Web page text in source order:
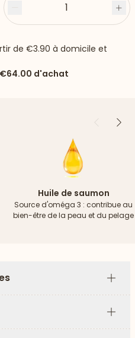
Moins 1
de €3.90 à domicile et
€64.00 d'achat
Précédent
Huile de saumon
Source d'oméga 3 : contribue au
bien-être de la peau et du pelage
Plus
Plus